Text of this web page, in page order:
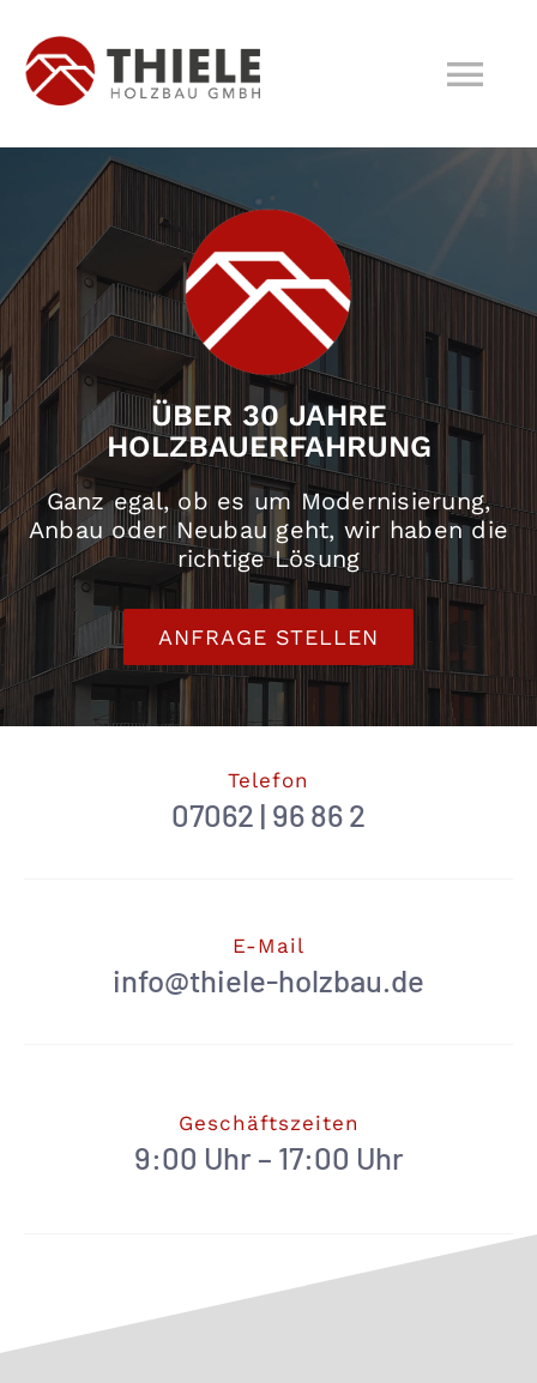
Inhalt
springen
Leistungen
News
Kontakt
ÜBER 30 JAHRE
HOLZBAUERFAHRUNG
Ganz egal, ob es um Modernisierung,
Anbau oder Neubau geht, wir haben die
richtige Lösung
ANFRAGE STELLEN
Telefon
07062 | 96 86 2
E-Mail
info@thiele-holzbau.de
Geschäftszeiten
9:00 Uhr – 17:00 Uhr